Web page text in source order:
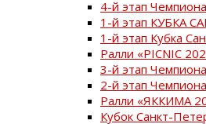
4-й этап
1-й этап КУБКА
1-й этап Кубка
Ралли «PICNIC
3-й этап
2-й этап
Ралли «ЯККИМА
Кубок Санкт-